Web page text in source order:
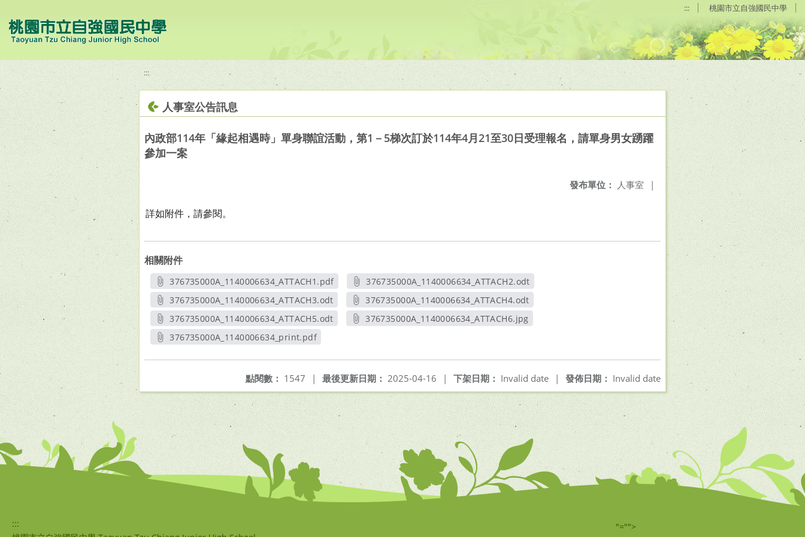
::: 桃園市立自強國民中學
:::
人事室公告訊息
內政部114年「緣起相遇時」單身聯誼活動，第1－5梯次訂於114年4月21至30日受理報名，請單身男女踴躍
參加一案
發布單位： 人事室 |
詳如附件，請參閱。
相關附件
376735000A_1140006634_ATTACH1.pdf
另開新視窗
376735000A_1140006634_ATTACH2.odt
另開新視窗
376735000A_1140006634_ATTACH3.odt
另開新視窗
376735000A_1140006634_ATTACH4.odt
另開新視窗
376735000A_1140006634_ATTACH5.odt
另開新視窗
376735000A_1140006634_ATTACH6.jpg
376735000A_1140006634_print.pdf
發佈日期： Invalid date
下架日期： Invalid date |
最後更新日期： 2025-04-16 |
點閱數： 1547 |
:::
"="">